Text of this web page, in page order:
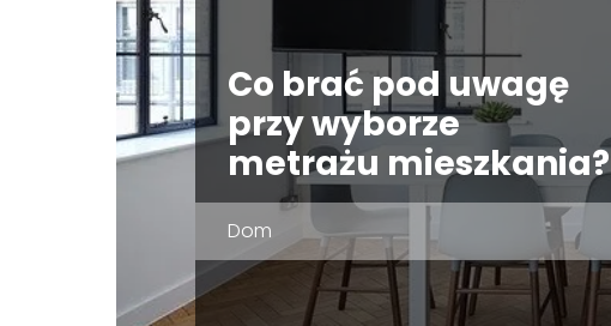
Co brać pod uwagę
przy wyborze
metrażu mieszkania?
Dom